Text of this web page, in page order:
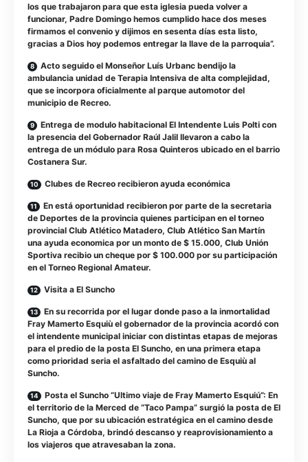
los que trabajaron para que esta iglesia pueda volver a
funcionar, Padre Domingo hemos cumplido hace dos meses
firmamos el convenio y dijimos en sesenta días esta listo,
gracias a Dios hoy podemos entregar la llave de la parroquia”.
Acto seguido el Monseñor Luís Urbanc bendijo la
ambulancia unidad de Terapia Intensiva de alta complejidad,
que se incorpora oficialmente al parque automotor del
municipio de Recreo.
Entrega de modulo habitacional El Intendente Luis Polti con
la presencia del Gobernador Raúl Jalil llevaron a cabo la
entrega de un módulo para Rosa Quinteros ubicado en el barrio
Costanera Sur.
Clubes de Recreo recibieron ayuda económica
En está oportunidad recibieron por parte de la secretaria
de Deportes de la provincia quienes participan en el torneo
provincial Club Atlético Matadero, Club Atlético San Martín
una ayuda economica por un monto de $ 15.000, Club Unión
Sportiva recibio un cheque por $ 100.000 por su participación
en el Torneo Regional Amateur.
Visita a El Suncho
En su recorrida por el lugar donde paso a la inmortalidad
Fray Mamerto Esquiù el gobernador de la provincia acordó con
el intendente municipal iniciar con distintas etapas de mejoras
para el predio de la posta El Suncho, en una primera etapa
como prioridad seria el asfaltado del camino de Esquiù al
Suncho.
Posta el Suncho “Ultimo viaje de Fray Mamerto Esquiú”: En
el territorio de la Merced de “Taco Pampa” surgió la posta de El
Suncho, que por su ubicación estratégica en el camino desde
La Rioja a Córdoba, brindó descanso y reaprovisionamiento a
los viajeros que atravesaban la zona.